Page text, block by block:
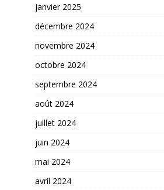
janvier 2025
décembre 2024
novembre 2024
octobre 2024
septembre 2024
août 2024
juillet 2024
juin 2024
mai 2024
avril 2024